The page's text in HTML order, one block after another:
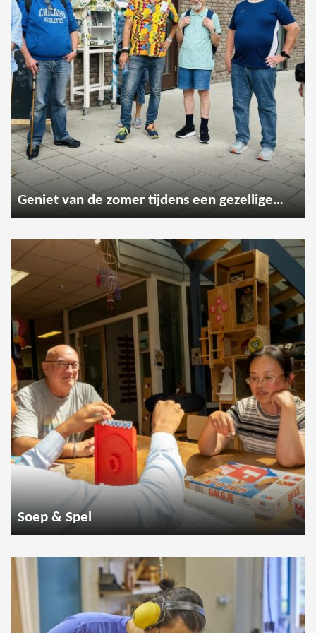
Geniet van de zomer tijdens een gezellige wandeling
Soep & Spel